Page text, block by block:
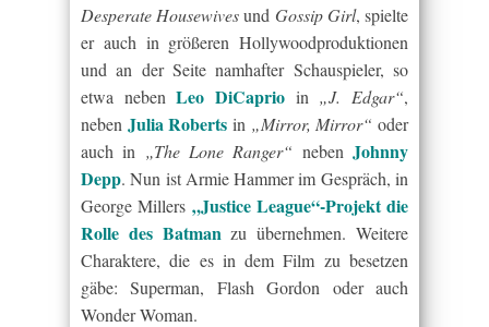
Desperate Housewivesund Gossip Girl, spielte
er auch in größeren Hollywoodproduktionen
und an der Seite namhafter Schauspieler, so
etwa nebenLeo DiCaprio in „J. Edgar“,
neben Julia Roberts in „Mirror, Mirror“ oder
auch in „The Lone Ranger“ nebenJohnny
Depp. Nun ist Armie Hammer im Gespräch, in
George Millers „Justice League“-Projekt die
Rolle des Batman zu übernehmen. Weitere
Charaktere, die es in dem Film zu besetzen
gäbe: Superman, Flash Gordon oder auch
Wonder Woman.